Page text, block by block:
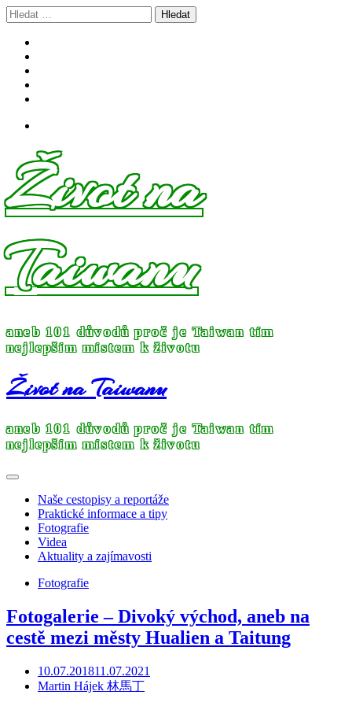
Skip
to
content
Vyhledávání
Život na
Taiwanu
aneb 101 důvodů proč je Taiwan tím
nejlepším místem k životu
Život na Taiwanu
aneb 101 důvodů proč je Taiwan tím
nejlepším místem k životu
Naše cestopisy a reportáže
Praktické informace a tipy
Fotografie
Videa
Aktuality a zajímavosti
Fotografie
Fotogalerie – Divoký východ, aneb na
cestě mezi městy Hualien a Taitung
10.07.201811.07.2021
Martin Hájek 林馬丁